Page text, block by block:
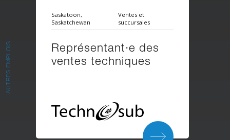
AUTRES EMPLOIS
Saskatoon,
Saskatchewan
Ventes et
succursales
Représentant·e des
ventes techniques